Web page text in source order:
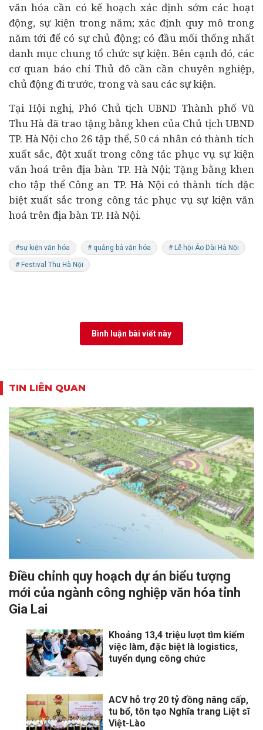
văn hóa cần có kế hoạch xác định sớm các hoạt
động, sự kiện trong năm; xác định quy mô trong
năm tới để có sự chủ động; có đầu mối thống nhất
danh mục chung tổ chức sự kiện. Bên cạnh đó, các
cơ quan báo chí Thủ đô cần cần chuyên nghiệp,
chủ động đi trước, trong và sau các sự kiện.
Tại Hội nghị, Phó Chủ tịch UBND Thành phố Vũ
Thu Hà đã trao tặng bằng khen của Chủ tịch UBND
TP. Hà Nội cho 26 tập thể, 50 cá nhân có thành tích
xuất sắc, đột xuất trong công tác phục vụ sự kiện
văn hoá trên địa bàn TP. Hà Nội; Tặng bằng khen
cho tập thể Công an TP. Hà Nội có thành tích đặc
biệt xuất sắc trong công tác phục vụ sự kiện văn
hoá trên địa bàn TP. Hà Nội.
#sự kiện văn hóa # quảng bá văn hóa # Lễ hội Áo Dài Hà Nội
# Festival Thu Hà Nội
Bình luận bài viết này
TIN LIÊN QUAN
Điều chỉnh quy hoạch dự án biểu tượng
mới của ngành công nghiệp văn hóa tỉnh
Gia Lai
Khoảng 13,4 triệu lượt tìm kiếm
việc làm, đặc biệt là logistics,
tuyển dụng công chức
ACV hỗ trợ 20 tỷ đồng nâng cấp,
tu bổ, tôn tạo Nghĩa trang Liệt sĩ
Việt-Lào